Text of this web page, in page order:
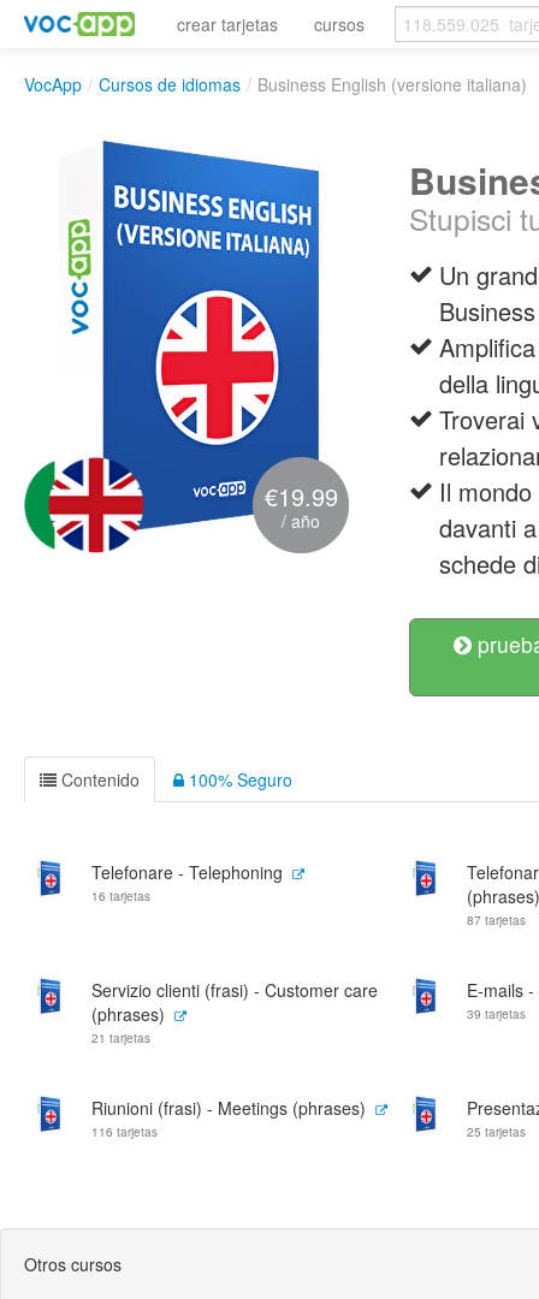
crear tarjetas cursos
VocApp / Cursos de idiomas / Business English (versione italiana)
€19.99
/ año
Stupisci
Un
della
Troverai
Il
davanti
schede
Contenido 100% Seguro
Telefonare - Telephoning
16 tarjetas
(phrases)
87 tarjetas
Servizio clienti (frasi) - Customer care
(phrases)
21 tarjetas
E-mails
39 tarjetas
Riunioni (frasi) - Meetings (phrases)
116 tarjetas 25 tarjetas
Otros cursos